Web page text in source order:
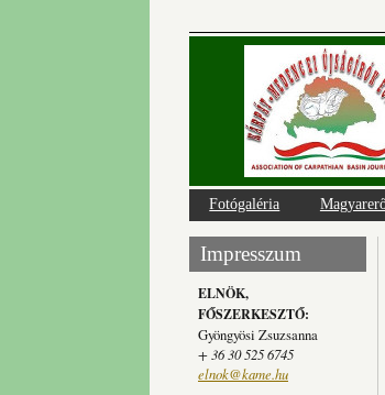
Fotógaléria
Impresszum
ELNÖK,
FŐSZERKESZTŐ:
Gyöngyösi Zsuzsanna
+ 36 30 525 6745
elnok@kame.hu